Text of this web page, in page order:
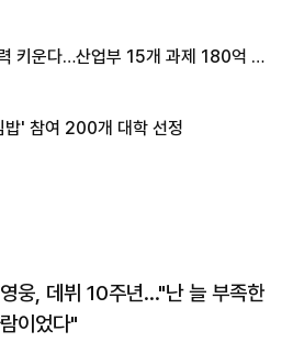
키운다…산업부 15개 과제 180억 지
밥' 참여 200개 대학 선정
웅, 데뷔 10주년…"난 늘 부족한
이었다"